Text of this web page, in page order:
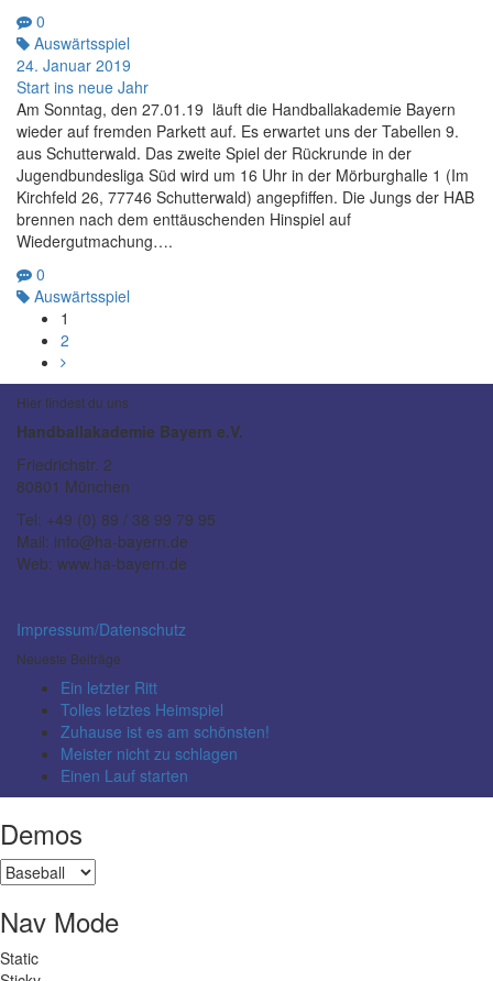
0
Auswärtsspiel
24. Januar 2019
Start ins neue Jahr
Am Sonntag, den 27.01.19 läuft die Handballakademie Bayern
wieder auf fremden Parkett auf. Es erwartet uns der Tabellen 9.
aus Schutterwald. Das zweite Spiel der Rückrunde in der
Jugendbundesliga Süd wird um 16 Uhr in der Mörburghalle 1 (Im
Kirchfeld 26, 77746 Schutterwald) angepfiffen. Die Jungs der HAB
brennen nach dem enttäuschenden Hinspiel auf
Wiedergutmachung….
0
Auswärtsspiel
1
2
Hier findest du uns
Handballakademie Bayern e.V.
Friedrichstr. 2
80801 München
Tel: +49 (0) 89 / 38 99 79 95
Mail: info@ha-bayern.de
Web: www.ha-bayern.de
Impressum/Datenschutz
Neueste Beiträge
Ein letzter Ritt
Tolles letztes Heimspiel
Zuhause ist es am schönsten!
Meister nicht zu schlagen
Einen Lauf starten
Demos
Nav Mode
Static